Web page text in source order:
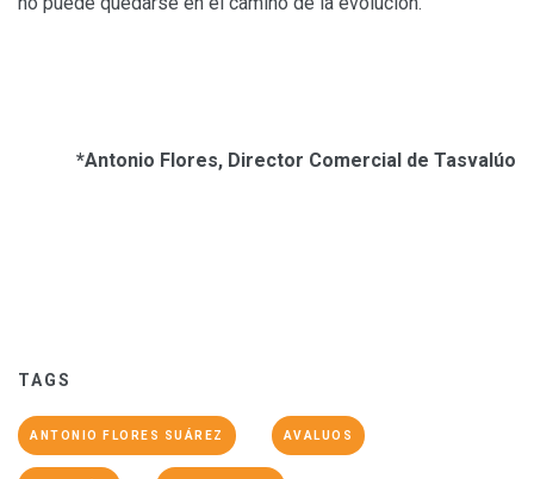
*Antonio Flores, Director Comercial de Tasvalúo
TAGS
ANTONIO FLORES SUÁREZ AVALUOS